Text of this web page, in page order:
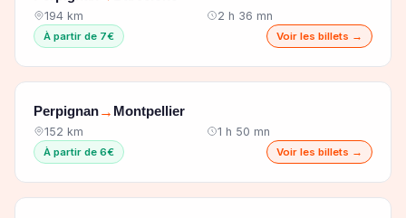
194 km 2 h 36 mn
À partir de 7€ Voir les billets →
Perpignan→ Montpellier
152 km 1 h 50 mn
À partir de 6€ Voir les billets →